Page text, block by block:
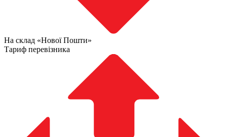
На склад «Нової Пошти»
Тариф перевізника